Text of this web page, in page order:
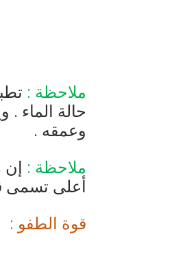
ملاحظة :
حالة الماء
وعمقه .
ملاحظة :
أعلى تسمى
قوة الطفو :